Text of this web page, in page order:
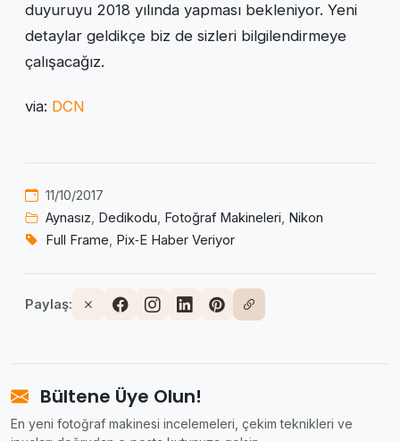
duyuruyu 2018 yılında yapması bekleniyor. Yeni
detaylar geldikçe biz de sizleri bilgilendirmeye
çalışacağız.
via: DCN
11/10/2017
Aynasız, Dedikodu, Fotoğraf Makineleri, Nikon
Full Frame, Pix‑E Haber Veriyor
Paylaş:
Bültene Üye Olun!
En yeni fotoğraf makinesi incelemeleri, çekim teknikleri ve